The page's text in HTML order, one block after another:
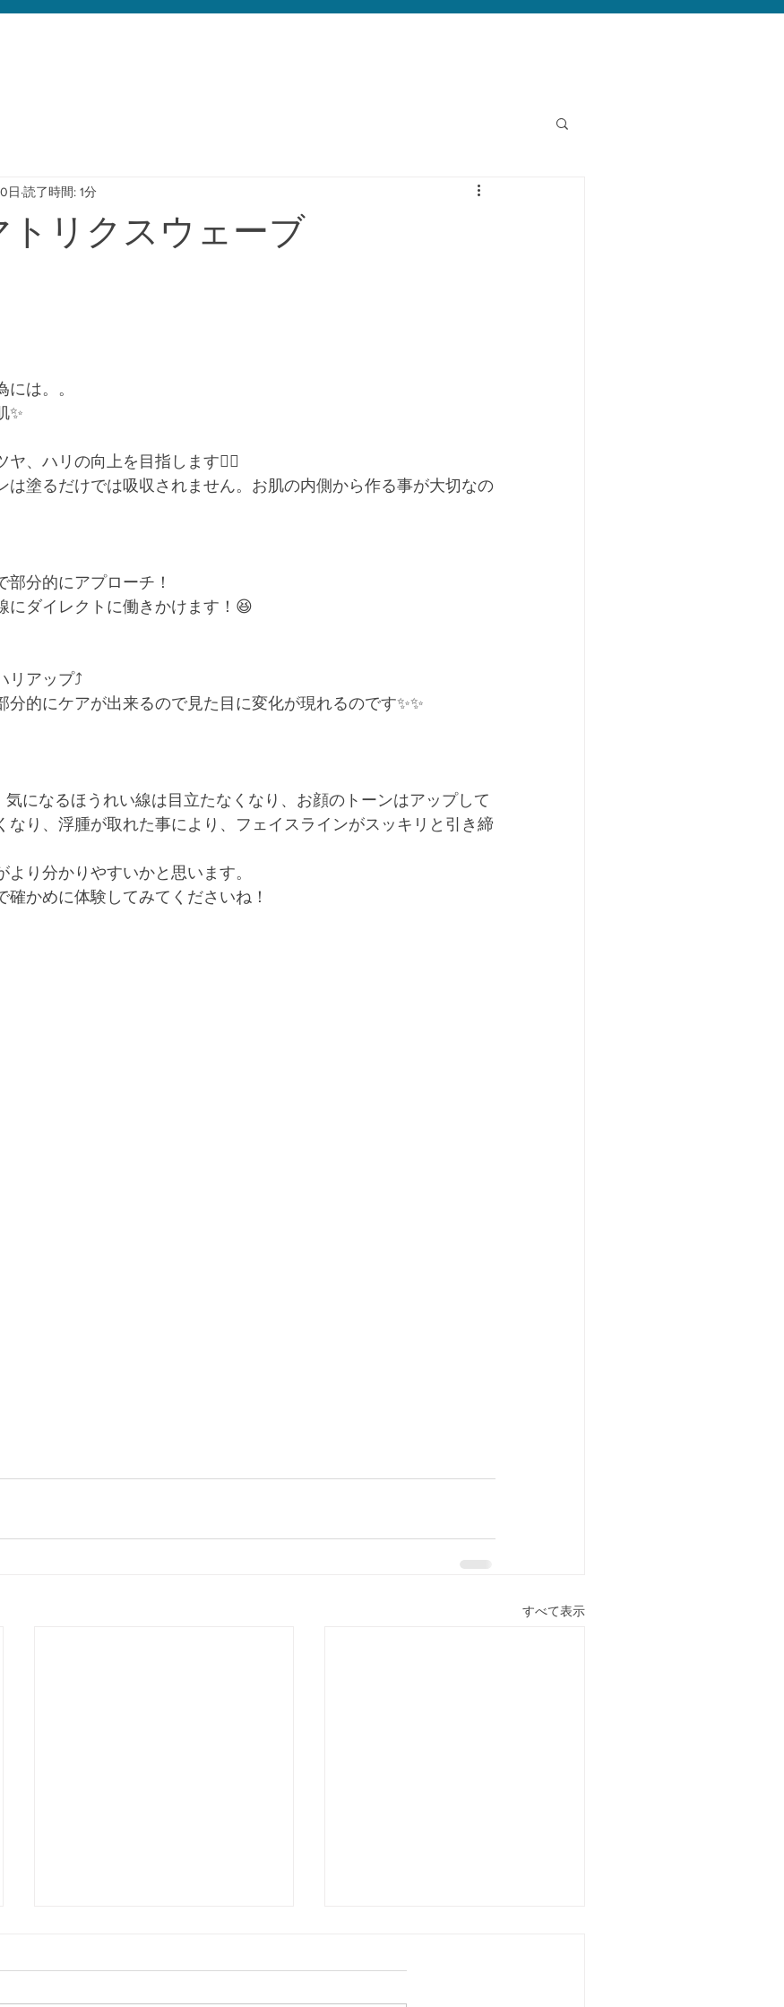
トリクスウェーブ
日 読了時間: 1分
は。。﻿
✨﻿
ヤ、ハリの向上を目指します💆‍♀️﻿
は塗るだけでは吸収されません。お肌の内側から作る事が大切なの
部分的にアプローチ！﻿
にダイレクトに働きかけます！﻿😆﻿
リアップ⤴️﻿
分的にケアが出来るので見た目に変化が現れるのです✨✨﻿
気になるほうれい線は目立たなくなり、お顔のトーンはアップして
り、浮腫が取れた事により、フェイスラインがスッキリと引き締
り分かりやすいかと思います。﻿
確かめに体験してみてくださいね！﻿
すべて表示